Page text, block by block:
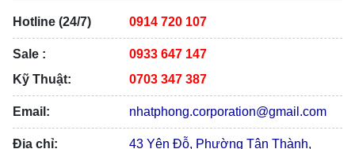
Hotline (24/7) 0914 720 107
Sale :
0933 647 147
Kỹ Thuật:
0703 347 387
Email: nhatphong.corporation@gmail.com
Địa chỉ:
43 Yên Đỗ, Phường Tân Thành,